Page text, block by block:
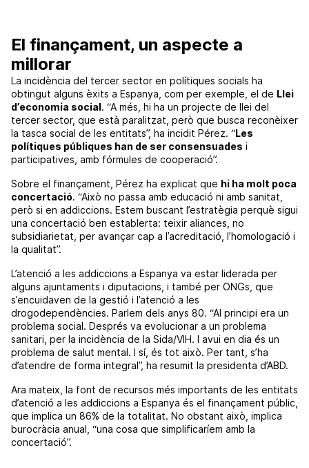
El finançament, un aspecte a
millorar
La incidència del tercer sector en polítiques socials ha
obtingut alguns èxits a Espanya, com per exemple, el de Llei
d’economia social. “A més, hi ha un projecte de llei del
tercer sector, que està paralitzat, però que busca reconèixer
la tasca social de les entitats”, ha incidit Pérez. “Les
polítiques públiques han de ser consensuades i
participatives, amb fórmules de cooperació”.
Sobre el finançament, Pérez ha explicat que hi ha molt poca
concertació. “Això no passa amb educació ni amb sanitat,
però si en addiccions. Estem buscant l’estratègia perquè sigui
una concertació ben establerta: teixir aliances, no
subsidiarietat, per avançar cap a l’acreditació, l’homologació i
la qualitat”.
L’atenció a les addiccions a Espanya va estar liderada per
alguns ajuntaments i diputacions, i també per ONGs, que
s’encuidaven de la gestió i l’atenció a les
drogodependències. Parlem dels anys 80. “Al principi era un
problema social. Després va evolucionar a un problema
sanitari, per la incidència de la Sida/VIH. I avui en dia és un
problema de salut mental. I sí, és tot això. Per tant, s’ha
d’atendre de forma integral”, ha resumit la presidenta d’ABD.
Ara mateix, la font de recursos més importants de les entitats
d’atenció a les addiccions a Espanya és el finançament públic,
que implica un 86% de la totalitat. No obstant això, implica
burocràcia anual, “una cosa que simplificaríem amb la
concertació”.